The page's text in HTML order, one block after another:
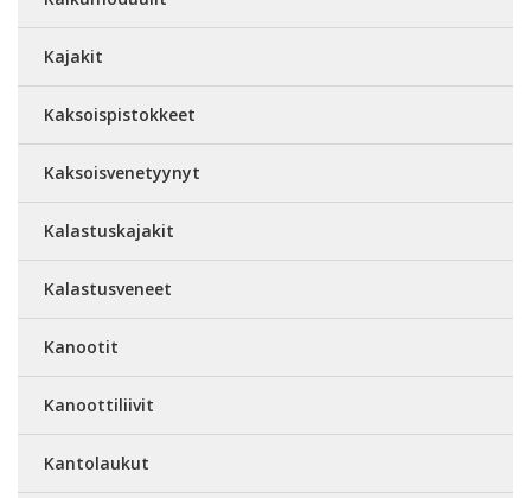
Kajakit
Kaksoispistokkeet
Kaksoisvenetyynyt
Kalastuskajakit
Kalastusveneet
Kanootit
Kanoottiliivit
Kantolaukut